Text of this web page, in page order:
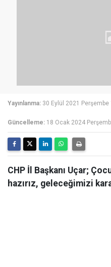
Yayınlanma: 30 Eylül 2021 Perşembe
Güncelleme: 18 Ocak 2024
CHP İl Başkanı Uçar;
hazırız, geleceğimizi